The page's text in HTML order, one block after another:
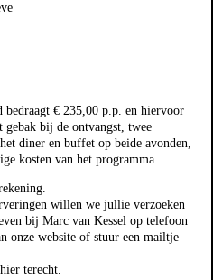
bedraagt € 235,00 p.p. en hiervoor
bij de ontvangst, twee
diner en buffet op beide avonden,
kosten van het programma.
willen we jullie verzoeken
bij Marc van Kessel op telefoon
onze website of stuur een mailtje
terecht.